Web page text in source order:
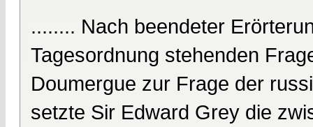
........ Nach beendeter
Tagesordnung stehenden
Doumergue zur Frage der
setzte Sir Edward Grey die